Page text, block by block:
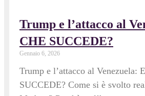
Trump e l’attacco al
CHE SUCCEDE?
Gennaio 6, 2026
Trump e l’attacco al Venezuela:
SUCCEDE? Come si è svolto